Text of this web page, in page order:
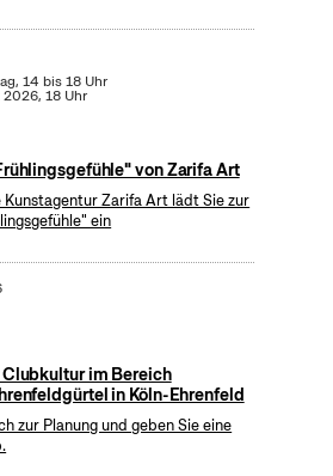
14 bis 18 Uhr
2026, 18 Uhr
von Zarifa Art
Zarifa Art lädt Sie zur
ein
im Bereich
in Köln-Ehrenfeld
zur Planung und geben Sie eine